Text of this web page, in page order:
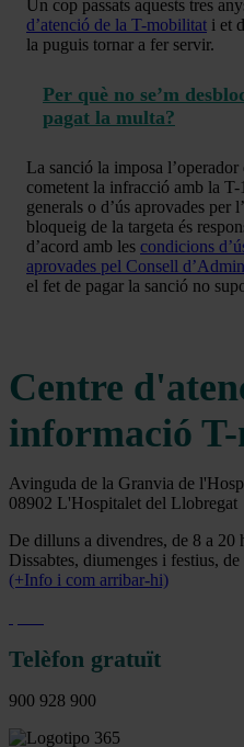
Un cop passats aquests tres
d’atenció de la T-mobilitat i et
la puguis tornar a fer servir.
Per què no se’m
pagat la multa?
La sanció la imposa l’operador
cometent la infracció amb la
generals o d’ús aprovades per
bloqueig de la targeta és
d’acord amb les condicions
aprovades pel Consell
el fet de pagar la sanció no
Centre
informació
Avinguda de la Granvia de
08902 L'Hospitalet del Llobregat
De dilluns a divendres, de 8 a 20
Dissabtes, diumenges i festius, de
(+Info i com arribar-hi)
Telèfon gratuït
900 928 900